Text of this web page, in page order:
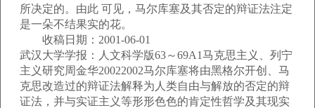
所决定的。由此 可见，马尔库塞及其否定的辩证法注定
是一朵不结果实的花。
收稿日期：2001-06-01
武汉大学学报：人文科学版63～69A1马克思主义、列宁
主义研究周金华20022002马尔库塞将由黑格尔开创、马
克思改造过的辩证法解释为人类自由与解放的否定的辩
证法，并与实证主义等形形色色的肯定性哲学及其现实